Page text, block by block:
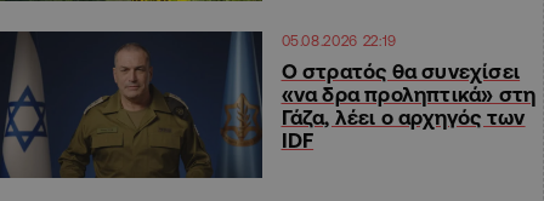
05.08.2026 22:19
Ο στρατός θα συνεχίσει
«να δρα προληπτικά» στη
Γάζα, λέει ο αρχηγός των
IDF